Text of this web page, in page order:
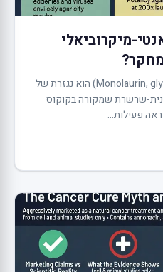
מיקרוביאלי
מונולאורין (Monolaurin, glycerol monolaurate) הוא נגזרת של
שרשרת שמקורה בקוקוס
פעילות...